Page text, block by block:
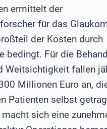
ermittelt der
für das
der Kosten durch
bedingt. Für die
Weitsichtigkeit fallen
Millionen Euro an,
Patienten selbst
sich eine